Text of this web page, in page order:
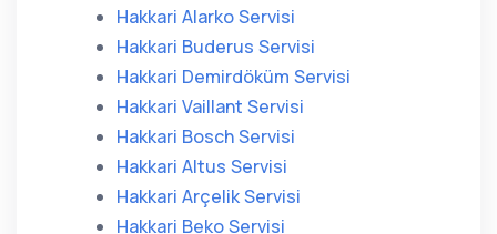
Hakkari Alarko Servisi
Hakkari Buderus Servisi
Hakkari Demirdöküm Servisi
Hakkari Vaillant Servisi
Hakkari Bosch Servisi
Hakkari Altus Servisi
Hakkari Arçelik Servisi
Hakkari Beko Servisi